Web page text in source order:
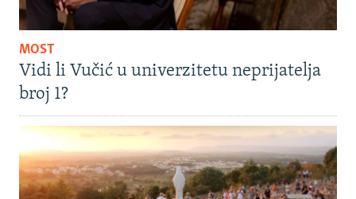
MOST
Vidi li Vučić u univerzitetu neprijatelja
broj 1?